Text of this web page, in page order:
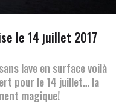
le 14 juillet 2017
lave en surface voilà
pour le 14 juillet… la
magique!